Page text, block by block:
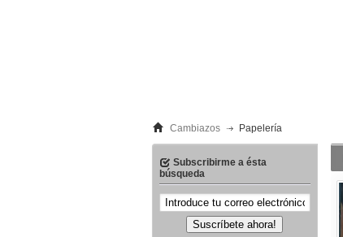
Cambiazos Papelería
Subscribirme a ésta
búsqueda
Suscríbete ahora!